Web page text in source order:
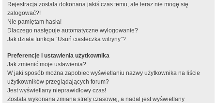
Rejestracja została dokonana jakiś czas temu, ale teraz nie mogę się
zalogować?!
Nie pamiętam hasła!
Dlaczego następuje automatyczne wylogowanie?
Jak działa funkcja “Usuń ciasteczka witryny”?
Preferencje i ustawienia użytkownika
Jak zmienić moje ustawienia?
W jaki sposób można zapobiec wyświetlaniu nazwy użytkownika na liście
użytkowników przeglądających forum?
Jest wyświetlany nieprawidłowy czas!
Została wykonana zmiana strefy czasowej, a nadal jest wyświetlany